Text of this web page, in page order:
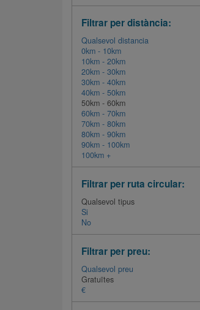
Filtrar per distància:
Qualsevol distancia
0km - 10km
10km - 20km
20km - 30km
30km - 40km
40km - 50km
50km - 60km
60km - 70km
70km - 80km
80km - 90km
90km - 100km
100km +
Filtrar per ruta circular:
Qualsevol tipus
Si
No
Filtrar per preu:
Qualsevol preu
Gratuïtes
€